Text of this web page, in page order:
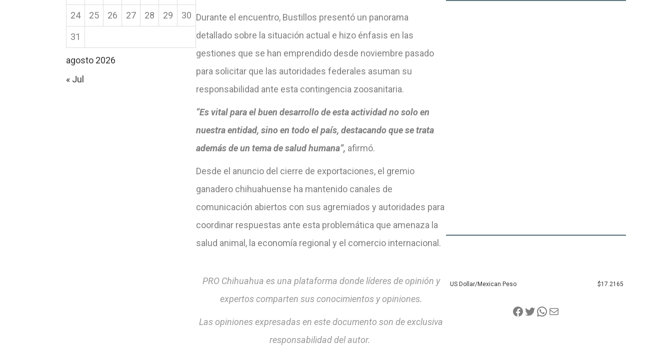
agosto 2026
24 25 26 27 28 29 30
31
« Jul
Durante el encuentro, Bustillos presentó un panorama
detallado sobre la situación actual e hizo énfasis en las
gestiones que se han emprendido desde noviembre pasado
para solicitar que las autoridades federales asuman su
responsabilidad ante esta contingencia zoosanitaria.
“Es vital para el buen desarrollo de esta actividad no solo en
nuestra entidad, sino en todo el país, destacando que se trata
además de un tema de salud humana”, afirmó.
Desde el anuncio del cierre de exportaciones, el gremio
ganadero chihuahuense ha mantenido canales de
comunicación abiertos con sus agremiados y autoridades para
coordinar respuestas ante esta problemática que amenaza la
salud animal, la economía regional y el comercio internacional.
PRO Chihuahua es una plataforma donde líderes de opinión y
expertos comparten sus conocimientos y opiniones.
Las opiniones expresadas en este documento son de exclusiva
responsabilidad del autor.
US Dollar/Mexican Peso $17.2165